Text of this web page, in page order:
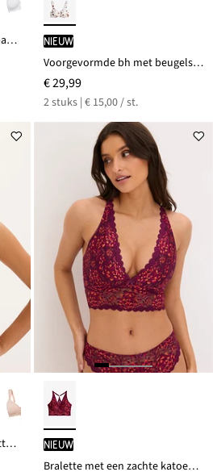
T-shirt bh met gewatteerde bandjes Nieuw
Voorgevormde bh met beugels en biologisch katoen (set van 2)
€ 29,99
2 stuks | € 15,00 / st.
Voorgevormde bh met gewatteerde schouderbandjes Nieuw
Bralette met een zachte katoenen voering